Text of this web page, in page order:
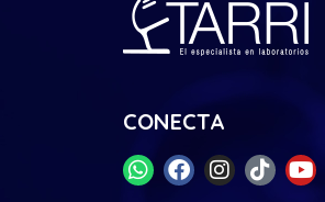
CONECTA